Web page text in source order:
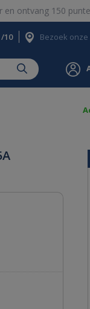
en ontvang 150
10 Bezoek onze